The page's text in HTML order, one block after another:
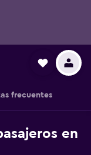
frecuentes
en